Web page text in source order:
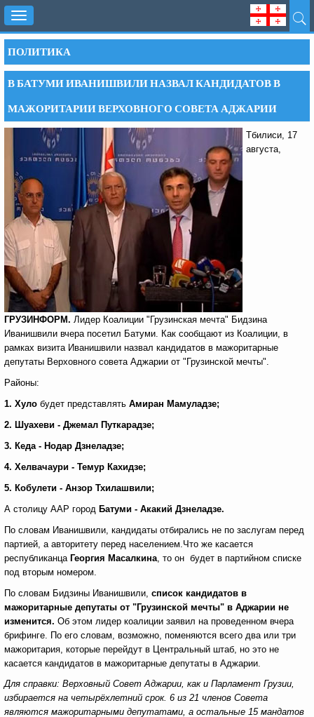
Toggle
navigation
ПОЛИТИКА
В БАТУМИ ИВАНИШВИЛИ НАЗВАЛ КАНДИДАТОВ В
МАЖОРИТАРИИ ВЕРХОВНОГО СОВЕТА АДЖАРИИ
Тбилиси, 17
августа,
ГРУЗИНФОРМ. Лидер Коалиции "Грузинская мечта" Бидзина
Иванишвили вчера посетил Батуми. Как сообщают из Коалиции, в
рамках визита Иванишвили назвал кандидатов в мажоритарные
депутаты Верховного совета Аджарии от "Грузинской мечты".
Районы:
1. Хуло будет представлять Амиран Мамуладзе;
2. Шуахеви - Джемал Путкарадзе;
3. Кеда - Нодар Дзнеладзе;
4. Хелвачаури - Темур Кахидзе;
5. Кобулети - Анзор Тхилашвили;
А столицу ААР город Батуми - Акакий Дзнеладзе.
По словам Иванишвили, кандидаты отбирались не по заслугам перед
партией, а авторитету перед населением.Что же касается
республиканца Георгия Масалкина, то он будет в партийном списке
под вторым номером.
По словам Бидзины Иванишвили, список кандидатов в
мажоритарные депутаты от "Грузинской мечты" в Аджарии не
изменится. Об этом лидер коалиции заявил на проведенном вчера
брифинге. По его словам, возможно, поменяются всего два или три
мажоритария, которые перейдут в Центральный штаб, но это не
касается кандидатов в мажоритарные депутаты в Аджарии.
Для справки: Верховный Совет Аджарии, как и Парламент Грузии,
избирается на четырёхлетний срок. 6 из 21 членов Совета
являются мажоритарными депутатами, а остальные 15 мандатов